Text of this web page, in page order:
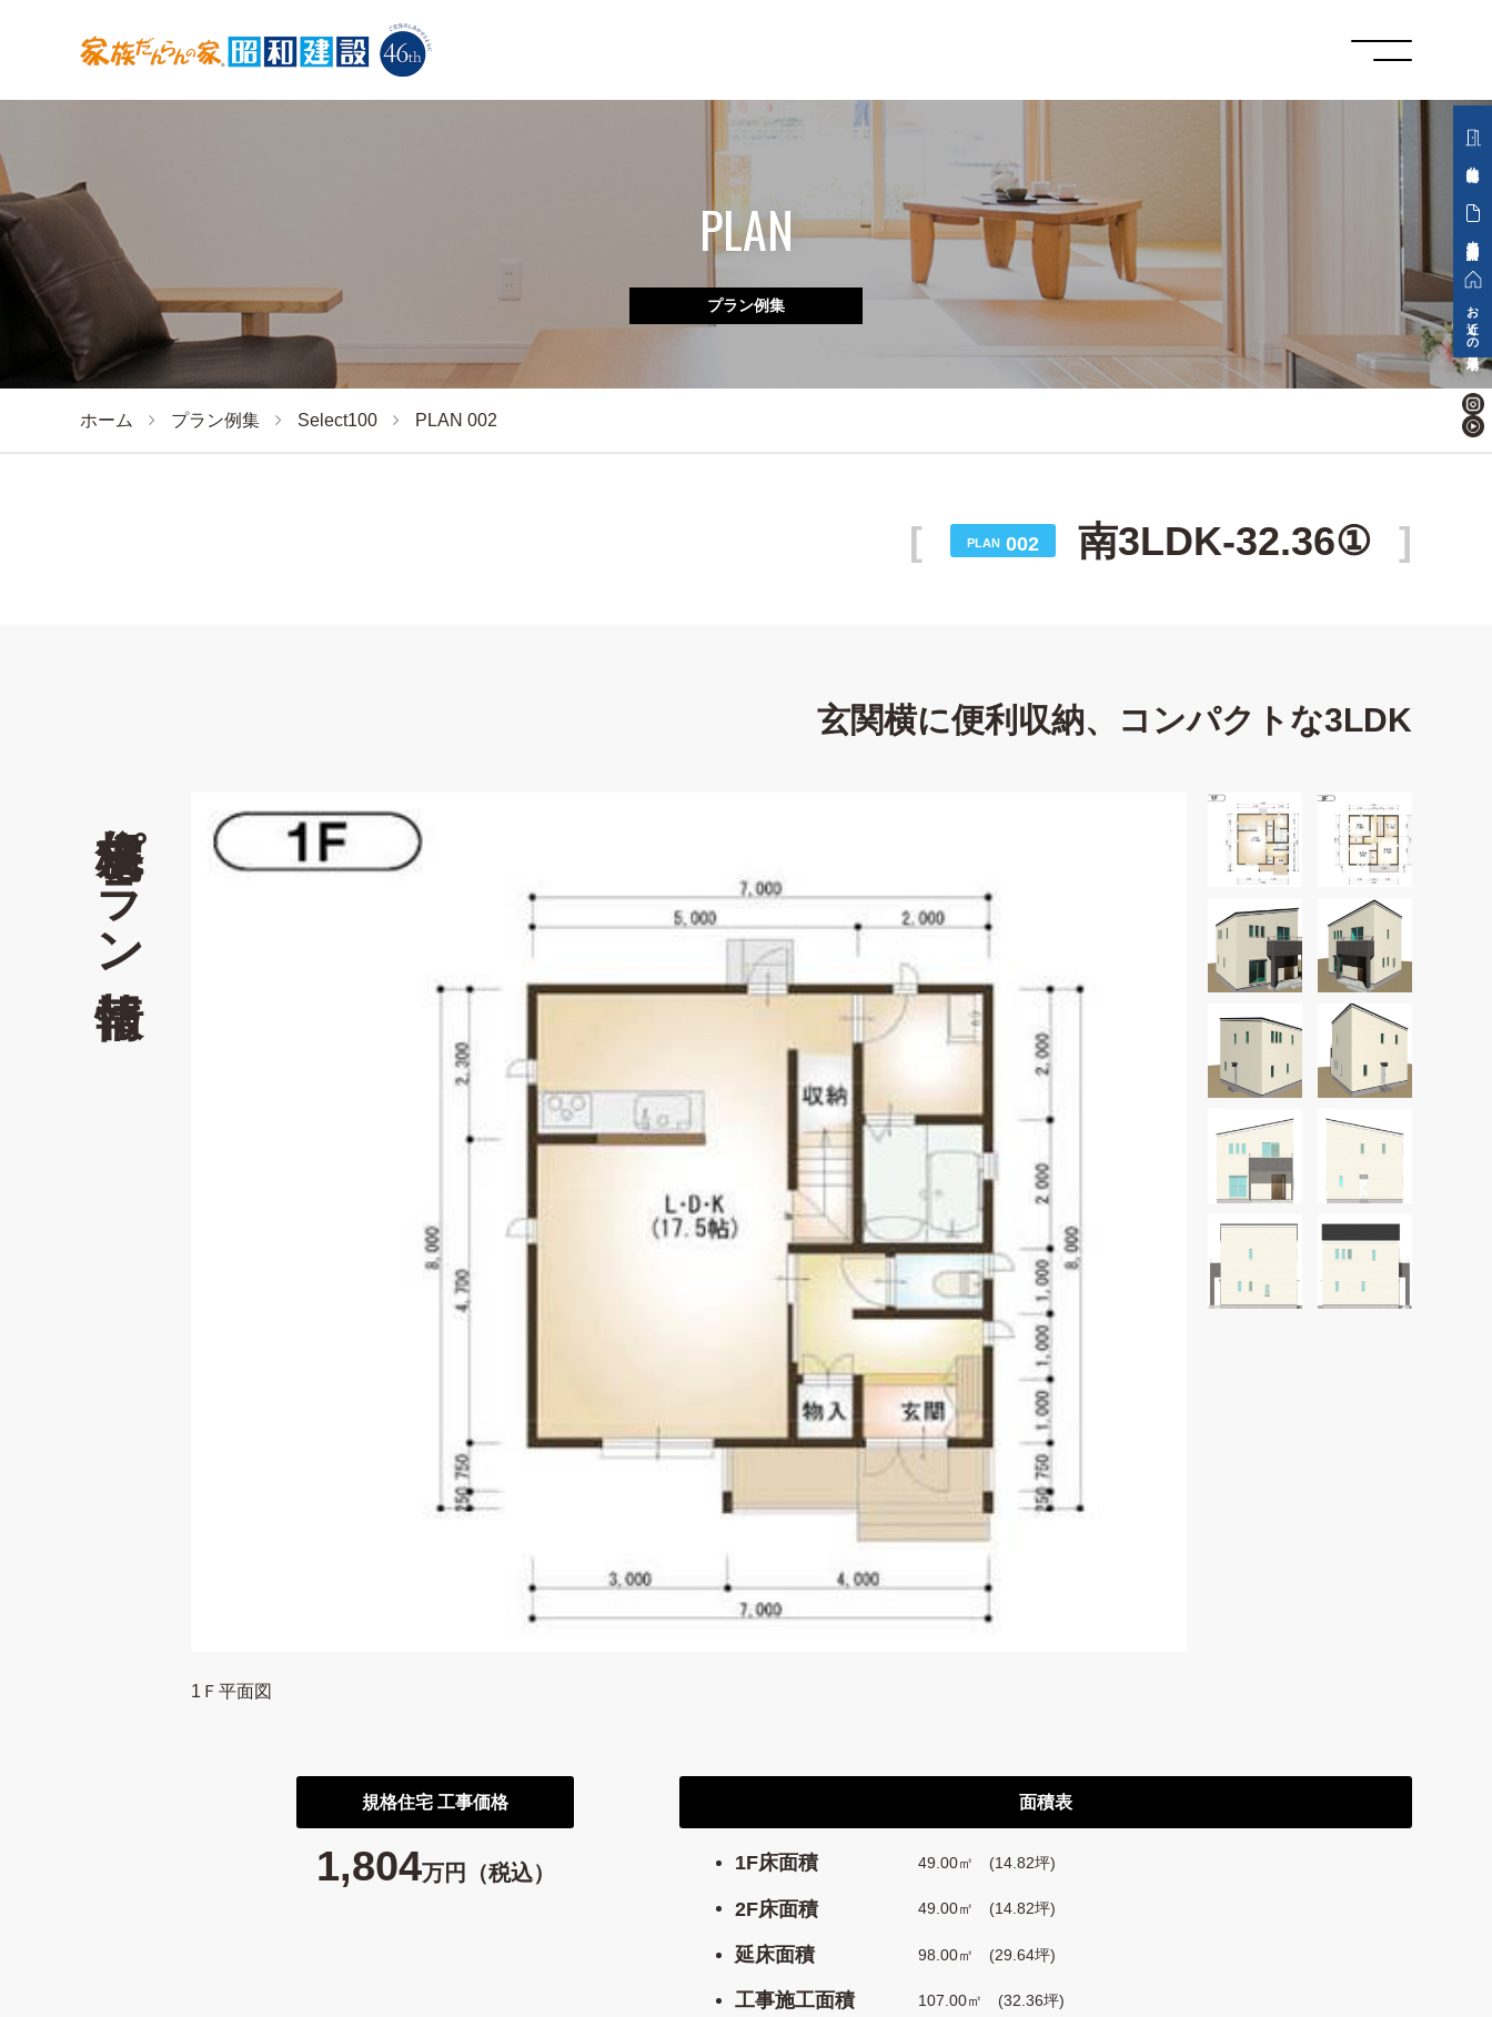
PLAN
プラン例集
ホーム プラン例集 Select100 PLAN 002
PLAN 002 南3LDK-32.36①
玄関横に便利収納、コンパクトな3LDK
規格住宅プラン情報
1Ｆ平面図
規格住宅 工事価格
1,804万円（税込）
面積表
1F床面積 49.00㎡ (14.82坪)
2F床面積 49.00㎡ (14.82坪)
延床面積 98.00㎡ (29.64坪)
工事施工面積 107.00㎡ (32.36坪)
お近くの展示場